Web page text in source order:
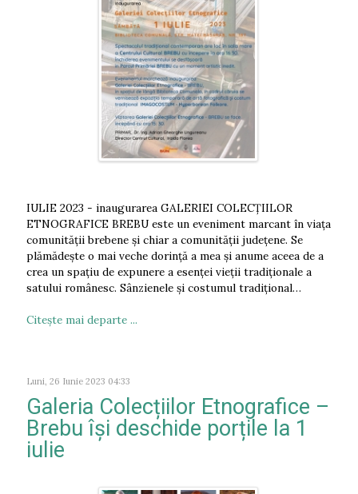
IULIE 2023 - inaugurarea GALERIEI COLECȚIILOR
ETNOGRAFICE BREBU este un eveniment marcant în viața
comunității brebene și chiar a comunității județene. Se
plămădește o mai veche dorință a mea și anume aceea de a
crea un spațiu de expunere a esenței vieții tradiționale a
satului românesc. Sânzienele și costumul tradițional…
Citeşte mai departe ...
Luni, 26 Iunie 2023 04:33
Galeria Colecțiilor Etnografice –
Brebu își deschide porțile la 1
iulie